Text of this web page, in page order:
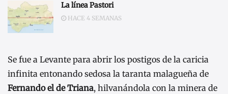
La línea Pastori
HACE 4 SEMANAS
Se fue a Levante para abrir los postigos de la caricia
infinita entonando sedosa la taranta malagueña de
Fernando el de Triana, hilvanándola con la minera de